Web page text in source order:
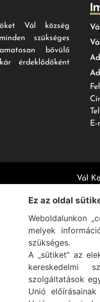
Vál község
szükséges
bővülő
érdeklődőként
Vál
Ez az oldal
Weboldalunkon
melyek
szükséges.
A „sütiket” az
kereskedelmi
szolgáltatások
Unió